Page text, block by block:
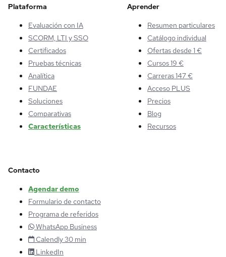
Plataforma
Evaluación con IA
SCORM, LTI y SSO
Certificados
Pruebas técnicas
Analítica
FUNDAE
Soluciones
Comparativas
Características
Aprender
Resumen particulares
Catálogo individual
Ofertas desde 1 €
Cursos 19 €
Carreras 147 €
Acceso PLUS
Precios
Blog
Recursos
Contacto
Agendar demo
Formulario de contacto
Programa de referidos
WhatsApp Business
Calendly 30 min
LinkedIn